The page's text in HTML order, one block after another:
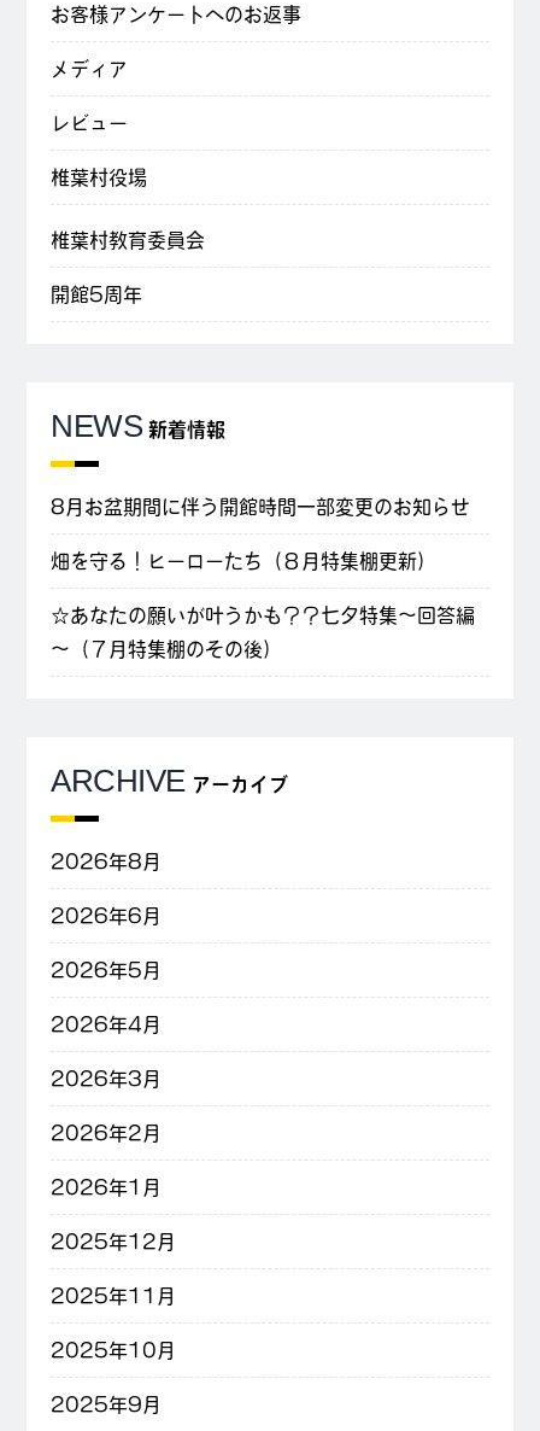
お客様アンケートへのお返事
メディア
レビュー
椎葉村役場
椎葉村教育委員会
開館5周年
NEWS 新着情報
8月お盆期間に伴う開館時間一部変更のお知らせ
畑を守る！ヒーローたち（８月特集棚更新）
☆あなたの願いが叶うかも？？七夕特集～回答編
～（７月特集棚のその後）
ARCHIVE アーカイブ
2026年8月
2026年6月
2026年5月
2026年4月
2026年3月
2026年2月
2026年1月
2025年12月
2025年11月
2025年10月
2025年9月